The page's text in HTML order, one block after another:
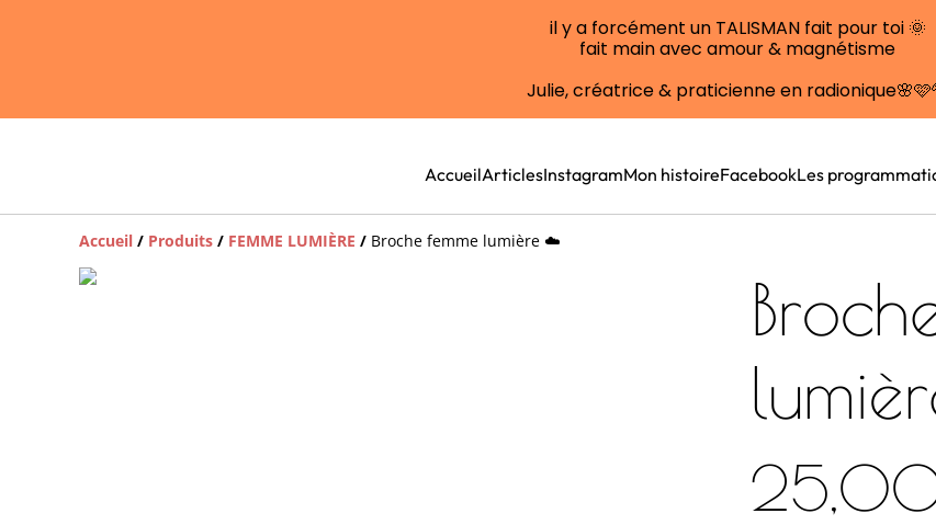
il y a forcément un TALISMAN fait pour toi 🌞
fait main avec amour & magnétisme
Julie, créatrice & praticienne en
AccueilArticlesInstagramMon histoireFacebookLes
Accueil / Produits / FEMME LUMIÈRE / Broche femme lumière ☁️